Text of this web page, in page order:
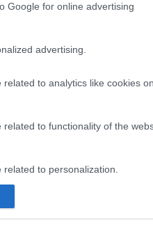
Google for online advertising
advertising.
to analytics like cookies on
to functionality of the
to personalization.
to security, including
and other user